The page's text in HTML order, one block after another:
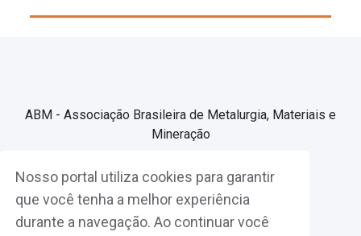
Nosso portal utiliza cookies para garantir
que você tenha a melhor experiência
durante a navegação. Ao continuar você
ABM - Associação Brasileira de Metalurgia, Materiais e
Mineração
Associe-se